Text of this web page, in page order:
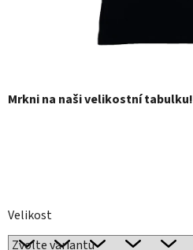
Mrkni na naši velikostní tabulku!
Velikost